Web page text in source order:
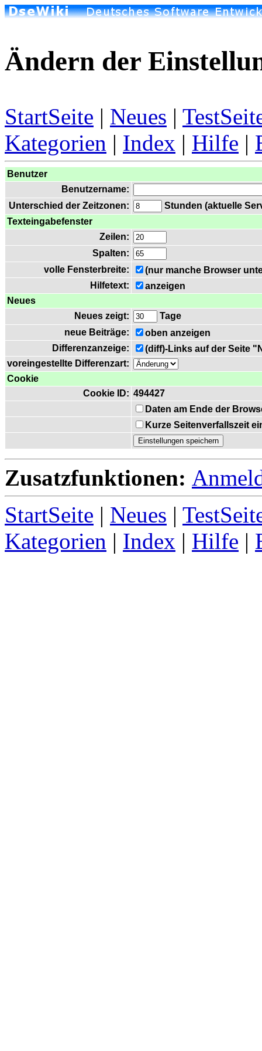
Ändern der
StartSeite | Neues |
Kategorien | Index | Hilfe |
Benutzer
Benutzername:
Unterschied der Zeitzonen:
Stunden (aktuelle
Texteingabefenster
Zeilen:
Spalten:
volle Fensterbreite:
(nur manche Browser
Hilfetext:
anzeigen
Neues
Neues zeigt:
Tage
neue Beiträge:
oben anzeigen
Differenzanzeige:
(diff)-Links auf der Seite
voreingestellte Differenzart:
Cookie
Cookie ID: 494427
Daten am Ende der
Kurze Seitenverfallszeit
Zusatzfunktionen:
StartSeite | Neues |
Kategorien | Index | Hilfe |